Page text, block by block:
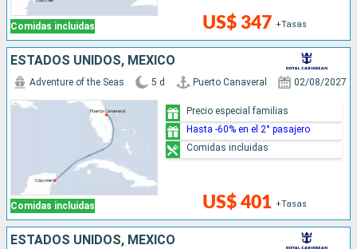
Comidas incluidas US$ 347 +Tasas
ESTADOS UNIDOS, MÉXICO
Comidas incluidas
Adventure of the Seas 5 d Puerto Canaveral 02/08/2027
US$ 401 +Tasas
Precio especial familias
Hasta -60% en el 2° pasajero
Comidas incluidas
ESTADOS UNIDOS, MÉXICO